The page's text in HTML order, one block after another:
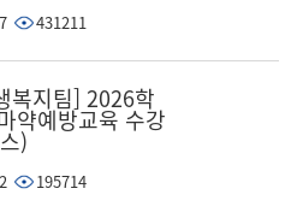
431211
복지팀] 2026학
약예방교육 수강
)
195714